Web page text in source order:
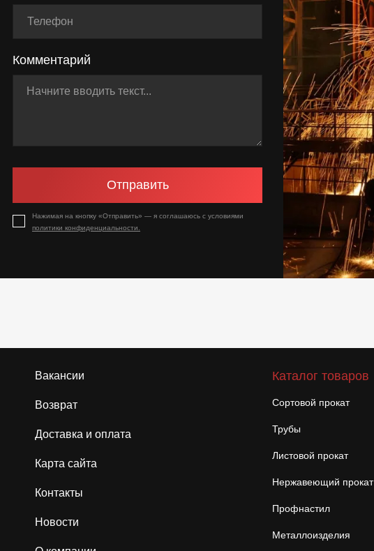
Комментарий
Отправить
Нажимая на кнопку «Отправить» — я соглашаюсь с условиями
политики конфиденциальности.
Вакансии
Возврат
Доставка и оплата
Карта сайта
Контакты
Новости
Каталог товаров
Сортовой прокат
Трубы
Листовой прокат
Нержавеющий прокат
Профнастил
Металлоизделия